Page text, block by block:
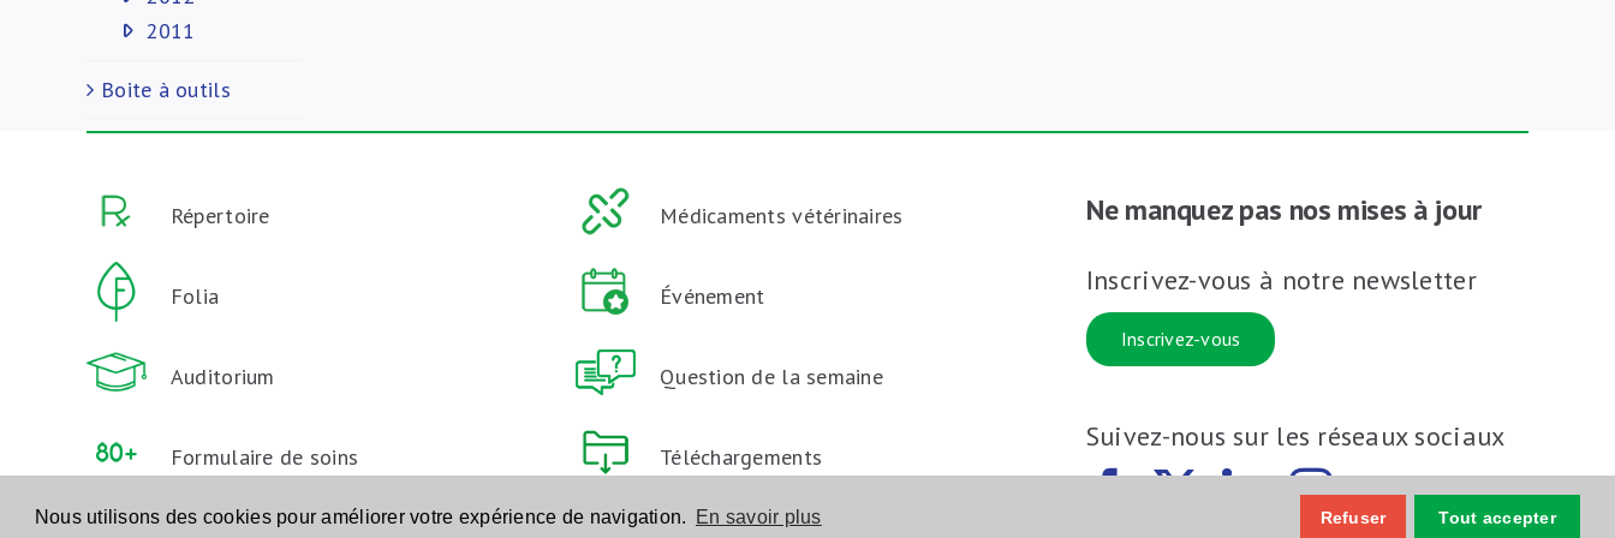
Nous utilisons des cookies pour améliorer votre expérience de navigation. En savoir plus Refuser Tout accepter
2011
Boite à outils
Répertoire Médicaments vétérinaires
Folia Événement
Auditorium Question de la semaine
Formulaire de soins
Téléchargements
Ne manquez pas nos mises à jour
Inscrivez-vous à notre newsletter
Inscrivez-vous
Suivez-nous sur les réseaux sociaux